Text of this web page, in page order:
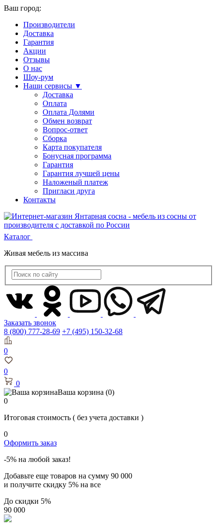
Ваш город:
Производители
Доставка
Гарантия
Акции
Отзывы
О нас
Шоу-рум
Наши сервисы ▼
Доставка
Оплата
Оплата Долями
Обмен возврат
Вопрос-ответ
Сборка
Карта покупателя
Бонусная программа
Гарантия
Гарантия лучшей цены
Наложеный платеж
Пригласи друга
Контакты
Каталог
Живая мебель из массива
Заказать звонок
8 (800) 777-28-69 +7 (495) 150-32-68
0
0
0
Ваша корзина (0)
0
Итоговая стоимость ( без учета доставки )
0
Оформить заказ
-5% на любой заказ!
Добавьте еще товаров на сумму 90 000
и получите скидку 5% на все
До скидки 5%
90 000